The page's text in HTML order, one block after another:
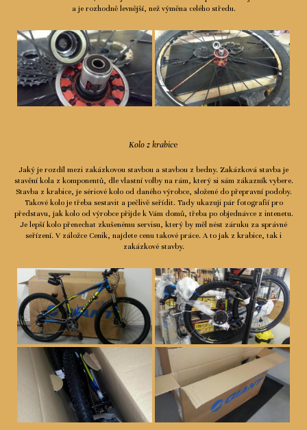
a je rozhodně levnější, než výměna celého středu.
Kolo z krabice
Jaký je rozdíl mezi zakázkovou stavbou a stavbou z bedny. Zakázková stavba je
stavění kola z komponentů, dle vlastní volby na rám, který si sám zákazník vybere.
Stavba z krabice, je sériové kolo od daného výrobce, složené do přepravní podoby.
Takové kolo je třeba sestavit a pečlivě seřídit. Tady ukazuji pár fotografií pro
představu, jak kolo od výrobce přijde k Vám domů, třeba po objednávce z intenetu.
Je lepší kolo přenechat zkušenému servisu, který by měl nést záruku za správné
seřízení. V záložce Cenik, najdete cenu takové práce. A to jak z krabice, tak i
zakázkové stavby.